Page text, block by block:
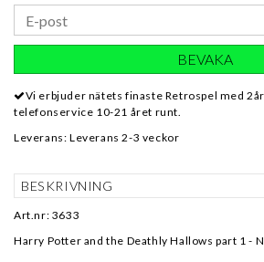
BEVAKA
Vi erbjuder nätets finaste Retrospel med
telefonservice 10-21 året runt.
Leverans: Leverans 2-3 veckor
BESKRIVNING
Art.nr: 3633
Harry Potter and the Deathly Hallows part 1 -